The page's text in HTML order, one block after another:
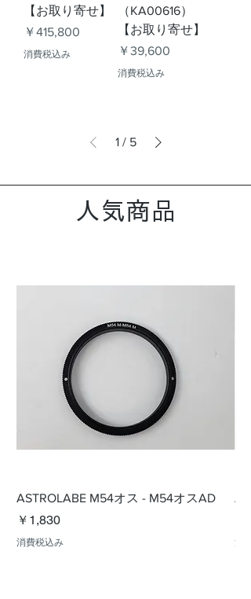
【お取り寄せ】
価格
￥415,800
消費税込み
（KA00616）
【お取り寄せ】
価格
￥39,600
消費税込み
1 / 5
人気商品
ASTROLABE M54オス - M54オスAD
価格
￥1,830
消費税込み 消